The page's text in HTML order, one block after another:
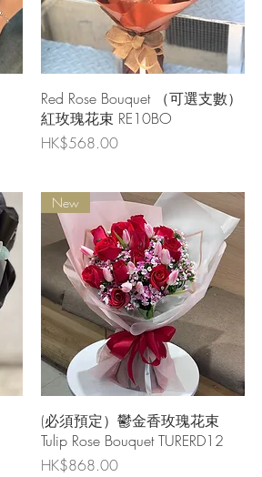
快速瀏覽
Red Rose Bouquet （可選支數）
紅玫瑰花束 RE10BO
價格
HK$568.00
快速瀏覽
New
(必須預定）鬱金香玫瑰花束
Tulip Rose Bouquet TURERD12
價格
HK$868.00